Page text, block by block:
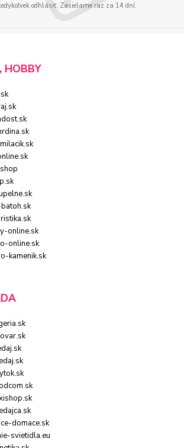
odhlásiť. Zasielame raz za 14 dní.
HOBBY
online.sk
online.sk
kamenik.sk
domace.sk
svietidla.eu